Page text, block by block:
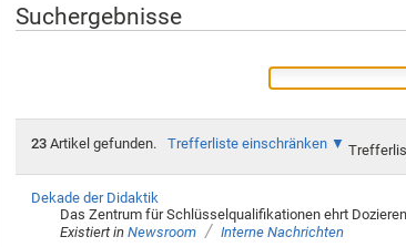
Suchergebnisse
23Artikel gefunden. Trefferliste einschränken
Dekade der Didaktik
Das Zentrum für Schlüsselqualifikationen ehrt
Existiert in Newsroom / Interne Nachrichten